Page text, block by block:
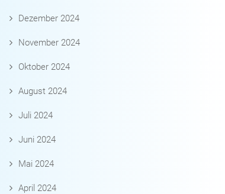
Dezember 2024
November 2024
Oktober 2024
August 2024
Juli 2024
Juni 2024
Mai 2024
April 2024